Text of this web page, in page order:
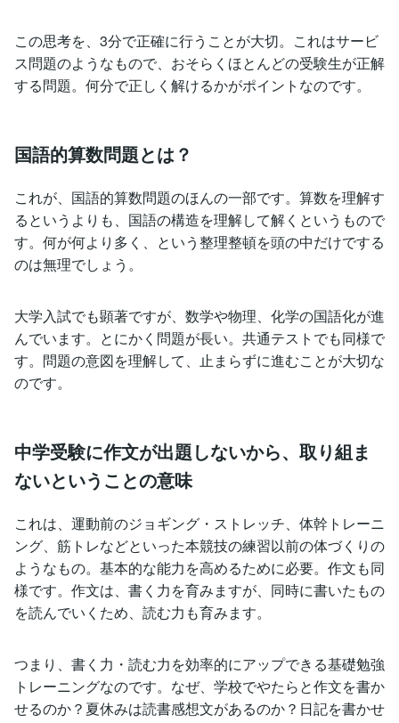
この思考を、3分で正確に行うことが大切。これはサービ
ス問題のようなもので、おそらくほとんどの受験生が正解
する問題。何分で正しく解けるかがポイントなのです。
国語的算数問題とは？
これが、国語的算数問題のほんの一部です。算数を理解す
るというよりも、国語の構造を理解して解くというもので
す。何が何より多く、という整理整頓を頭の中だけでする
のは無理でしょう。
大学入試でも顕著ですが、数学や物理、化学の国語化が進
んでいます。とにかく問題が長い。共通テストでも同様で
す。問題の意図を理解して、止まらずに進むことが大切な
のです。
中学受験に作文が出題しないから、取り組ま
ないということの意味
これは、運動前のジョギング・ストレッチ、体幹トレーニ
ング、筋トレなどといった本競技の練習以前の体づくりの
ようなもの。基本的な能力を高めるために必要。作文も同
様です。作文は、書く力を育みますが、同時に書いたもの
を読んでいくため、読む力も育みます。
つまり、書く力・読む力を効率的にアップできる基礎勉強
トレーニングなのです。なぜ、学校でやたらと作文を書か
せるのか？夏休みは読書感想文があるのか？日記を書かせ